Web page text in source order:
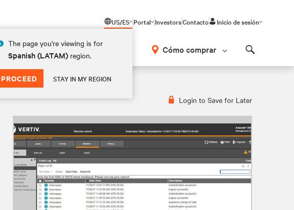
US/ES
The page you're viewing is for
Spanish (LATAM) region.
PROCEED STAY IN MY REGION
Portal InvestorsContacto Inicio de sesión
Acerca de Cómo comprar
Login to Save for Later